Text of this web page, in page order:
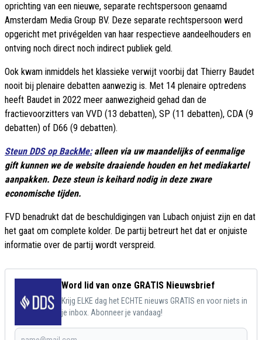
oprichting van een nieuwe, separate rechtspersoon genaamd
Amsterdam Media Group BV. Deze separate rechtspersoon werd
opgericht met privégelden van haar respectieve aandeelhouders en
ontving noch direct noch indirect publiek geld.
Ook kwam inmiddels het klassieke verwijt voorbij dat Thierry Baudet
nooit bij plenaire debatten aanwezig is. Met 14 plenaire optredens
heeft Baudet in 2022 meer aanwezigheid gehad dan de
fractievoorzitters van VVD (13 debatten), SP (11 debatten), CDA (9
debatten) of D66 (9 debatten).
Steun DDS op BackMe:alleen via uw maandelijks of eenmalige
gift kunnen we de website draaiende houden en het mediakartel
aanpakken. Deze steun is keihard nodig in deze zware
economische tijden.
FVD benadrukt dat de beschuldigingen van Lubach onjuist zijn en dat
het gaat om complete kolder. De partij betreurt het dat er onjuiste
informatie over de partij wordt verspreid.
Word lid van onze GRATIS Nieuwsbrief
Krijg ELKE dag het ECHTE nieuws GRATIS en voor niets in
je inbox. Abonneer je vandaag!